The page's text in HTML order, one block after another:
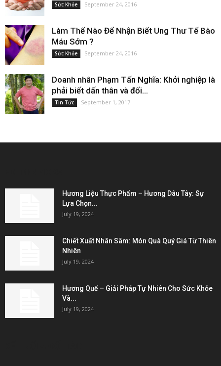
Sức Khỏe September 24, 2016
Làm Thế Nào Để Nhận Biết Ung Thư Tế Bào
Máu Sớm ?
Sức Khỏe September 24, 2016
Doanh nhân Phạm Tấn Nghĩa: Khởi nghiệp là
phải biết dấn thân và đối...
Tin Tức September 1, 2017
Hương Liệu Thực Phẩm – Hương Dâu Tây: Sự
Lựa Chọn...
July 19, 2024
Chiết Xuất Nhân Sâm: Món Quà Quý Giá Từ Thiên
Nhiên
July 19, 2024
Hương Quế – Giải Pháp Tự Nhiên Cho Sức Khỏe
Và...
July 19, 2024